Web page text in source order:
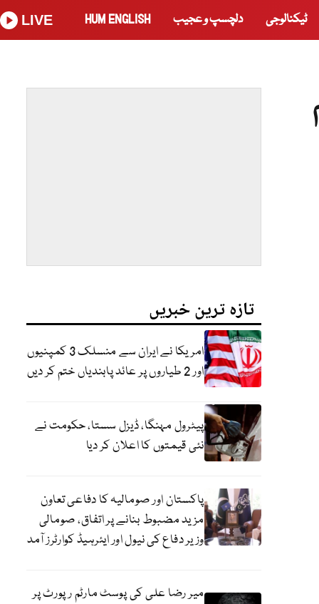
ٹیکنالوجی دلچسپ و عجیب HUM ENGLISH
LIVE
تازہ ترین خبریں
امریکا نے ایران سے منسلک 3 کمپنیوں
اور 2 طیاروں پر عائد پابندیاں ختم کر دیں
پیٹرول مہنگا، ڈیزل سستا، حکومت نے
نئی قیمتوں کا اعلان کر دیا
پاکستان اور صومالیہ کا دفاعی تعاون
مزید مضبوط بنانے پر اتفاق، صومالی
وزیر دفاع کی نیول اور ایئرہیڈ کوارٹرز آمد
میر رضا علی کی پوسٹ مارٹم رپورٹ پر